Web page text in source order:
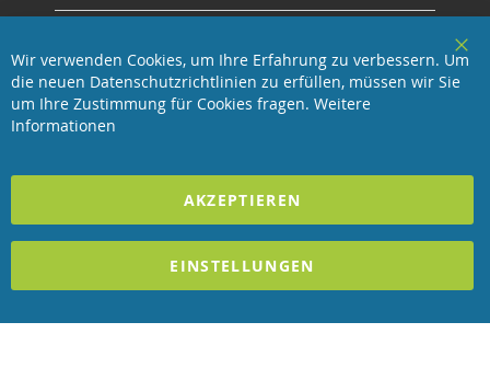
Revisage GmbH
Wir verwenden Cookies, um Ihre Erfahrung zu verbessern. Um
die neuen Datenschutzrichtlinien zu erfüllen, müssen wir Sie
um Ihre Zustimmung für Cookies fragen. Weitere
Informationen
AKZEPTIEREN
EINSTELLUNGEN